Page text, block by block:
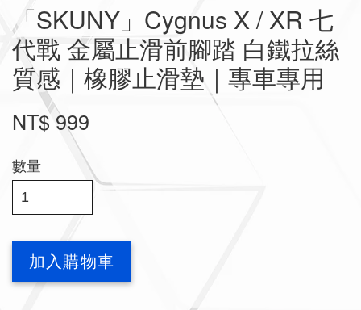
「SKUNY」Cygnus X / XR 七
代戰 金屬止滑前腳踏 白鐵拉絲
質感｜橡膠止滑墊｜專車專用
NT$ 999
數量
加入購物車